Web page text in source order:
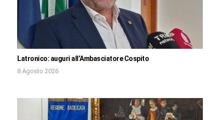
Latronico: auguri all’Ambasciatore Cospito
8 Agosto 2026